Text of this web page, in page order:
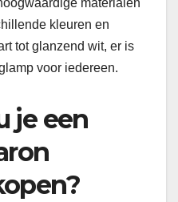
materialen
kleuren en
tot glanzend wit, er is
voor iedereen.
je een